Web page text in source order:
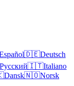
🇩🇪Deutsch
Русский🇮🇹Italiano
Dansk🇳🇴Norsk